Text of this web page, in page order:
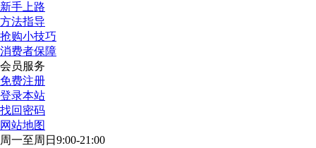
新手上路
方法指导
抢购小技巧
消费者保障
会员服务
免费注册
登录本站
找回密码
网站地图
周一至周日9:00-21:00